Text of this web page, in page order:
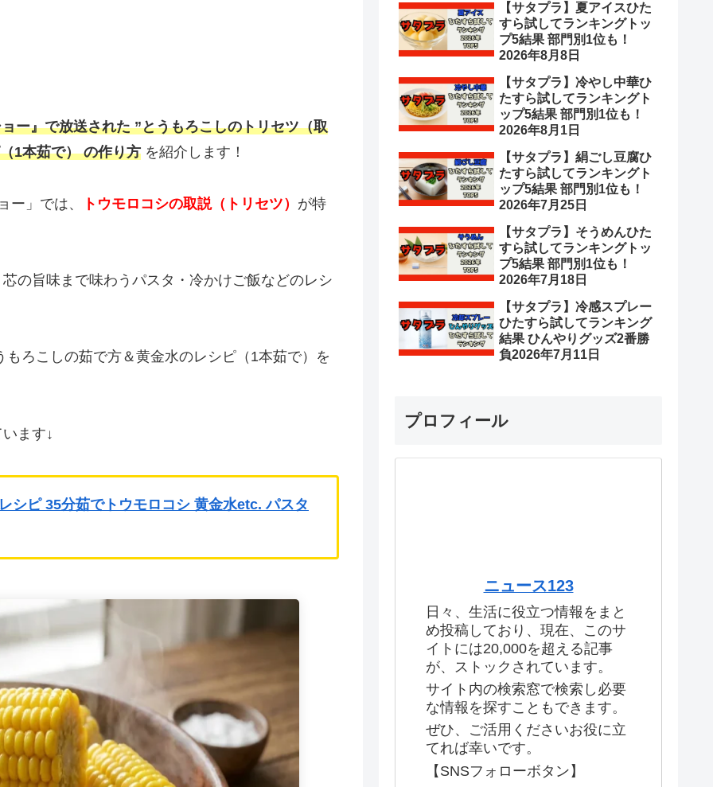
ー』で放送された ”とうもろこしのトリセツ（取
1本茹で） の作り方 を紹介します！
ー」では、 トウモロコシの取説（トリセツ） が特
の旨味まで味わうパスタ・冷かけご飯などのレシ
ろこしの茹で方＆黄金水のレシピ（1本茹で）を
ます↓
シピ 35分茹でトウモロコシ 黄金水etc. パスタ
【サタプラ】夏アイスひた
すら試してランキングトッ
プ5結果 部門別1位も！
2026年8月8日
【サタプラ】冷やし中華ひ
たすら試してランキングト
ップ5結果 部門別1位も！
2026年8月1日
【サタプラ】絹ごし豆腐ひ
たすら試してランキングト
ップ5結果 部門別1位も！
2026年7月25日
【サタプラ】そうめんひた
すら試してランキングトッ
プ5結果 部門別1位も！
2026年7月18日
【サタプラ】冷感スプレー
ひたすら試してランキング
結果 ひんやりグッズ2番勝
負2026年7月11日
プロフィール
ニュース123
日々、生活に役立つ情報をまと
め投稿しており、現在、このサ
イトには20,000を超える記事
が、ストックされています。
サイト内の検索窓で検索し必要
な情報を探すこともできます。
ぜひ、ご活用くださいお役に立
てれば幸いです。
【SNSフォローボタン】